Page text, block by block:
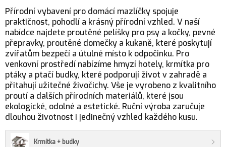
Přírodní vybavení pro domácí mazlíčky spojuje
praktičnost, pohodlí a krásný přírodní vzhled. V naší
nabídce najdete proutěné pelíšky pro psy a kočky, pevné
přepravky, proutěné domečky a kukaně, které poskytují
zvířatům bezpečí a útulné místo k odpočinku. Pro
venkovní prostředí nabízíme hmyzí hotely, krmítka pro
ptáky a ptačí budky, které podporují život v zahradě a
přitahují užitečné živočichy. Vše je vyrobeno z kvalitního
proutí a dalších přírodních materiálů, které jsou
ekologické, odolné a estetické. Ruční výroba zaručuje
dlouhou životnost i jedinečný vzhled každého kusu.
Krmítka + budky